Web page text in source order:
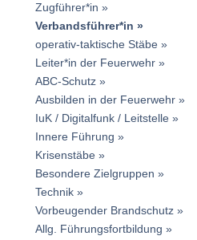
Zugführer*in
Verbandsführer*in
operativ-taktische Stäbe
Leiter*in der Feuerwehr
ABC-Schutz
Ausbilden in der Feuerwehr
IuK / Digitalfunk / Leitstelle
Innere Führung
Krisenstäbe
Besondere Zielgruppen
Technik
Vorbeugender Brandschutz
Allg. Führungsfortbildung